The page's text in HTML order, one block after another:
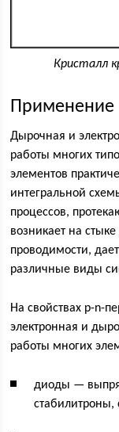
Кристалл
Применение
Дырочная и
работы многих
элементов
интегральной
процессов,
возникает на
проводимости,
различные виды
На свойствах p-n-
электронная и
работы многих
диоды —
стабилитроны,